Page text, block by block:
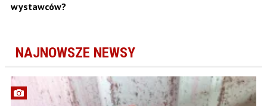
wystawców?
NAJNOWSZE NEWSY